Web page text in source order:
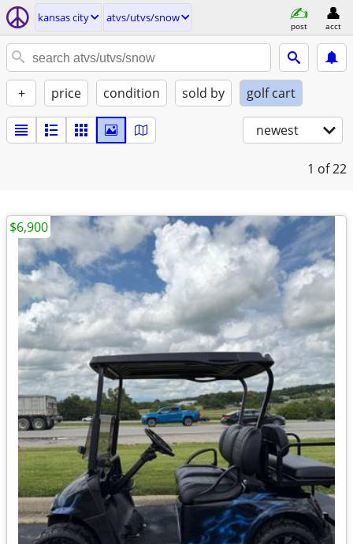
kansas city atvs/utvs/snow
post acct
+ price condition sold by golf cart
newest
1 of 22
$6,900